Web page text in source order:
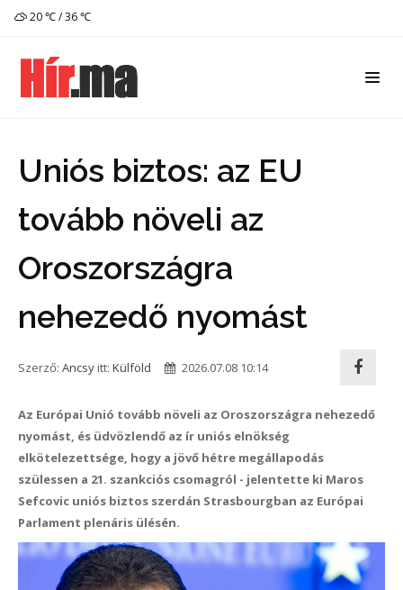
20 ℃ / 36 ℃
Uniós biztos: az EU
tovább növeli az
Oroszországra
nehezedő nyomást
Szerző: Ancsy itt: Külföld 2026.07.08 10:14
Az Európai Unió tovább növeli az Oroszországra nehezedő
nyomást, és üdvözlendő az ír uniós elnökség
elkötelezettsége, hogy a jövő hétre megállapodás
szülessen a 21. szankciós csomagról - jelentette ki Maros
Sefcovic uniós biztos szerdán Strasbourgban az Európai
Parlament plenáris ülésén.